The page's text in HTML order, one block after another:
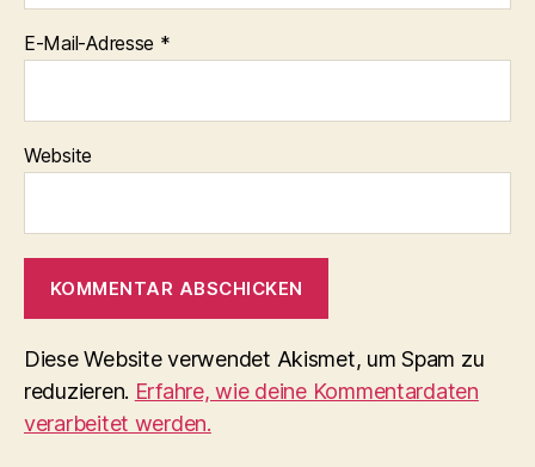
E-Mail-Adresse *
Website
Diese Website verwendet Akismet, um Spam zu
reduzieren. Erfahre, wie deine Kommentardaten
verarbeitet werden.